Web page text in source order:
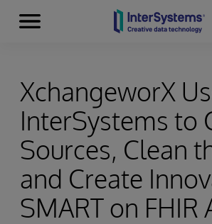
Skip to content
Menu
XchangeworX
InterSystems to
Sources, Clean
and Create
SMART on FHIR